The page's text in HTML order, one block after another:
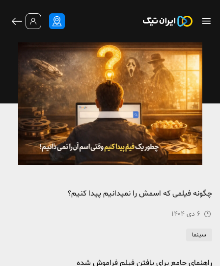
چگونه فیلمی که اسمش را نمیدانیم پیدا کنیم؟
6 دی 1404
سینما
راهنمای جامع برای یافتن فیلم فراموش شده